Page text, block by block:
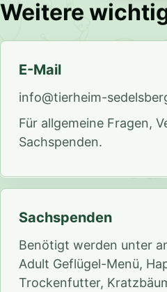
Weitere
E-Mail
info@tierheim-
Für allgemeine Fragen,
Sachspenden.
Sachspenden
Benötigt werden unter
Adult Geflügel-Menü,
Trockenfutter,